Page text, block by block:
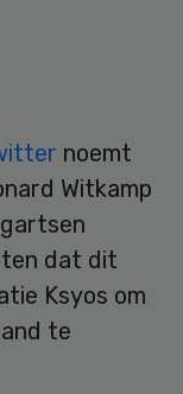
noemt
Witkamp
dat dit
Ksyos om
te